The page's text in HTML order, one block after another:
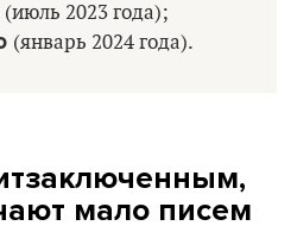
(июль 2023 года);
(январь 2024 года).
мало писем